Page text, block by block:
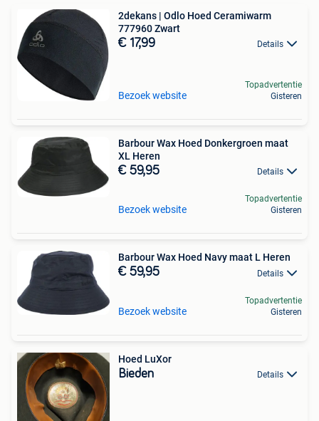
2dekans | Odlo Hoed Ceramiwarm
777960 Zwart
€ 17,99 Details
Bezoek website
Topadvertentie
Gisteren
Barbour Wax Hoed Donkergroen maat
XL Heren
€ 59,95 Details
Bezoek website
Topadvertentie
Gisteren
Barbour Wax Hoed Navy maat L Heren
€ 59,95 Details
Bezoek website
Topadvertentie
Gisteren
Hoed LuXor
Bieden Details